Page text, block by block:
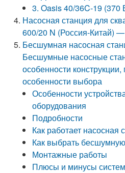
3. Oasis 40/36C-19 (370
Насосная станция для
600/20 N (Россия-Китай)
Бесшумная насосная
Бесшумные насосные
особенности
особенности выбора
Особенности
оборудования
Подробности
Как работает насосная
Как выбрать
Монтажные работы
Плюсы и минусы